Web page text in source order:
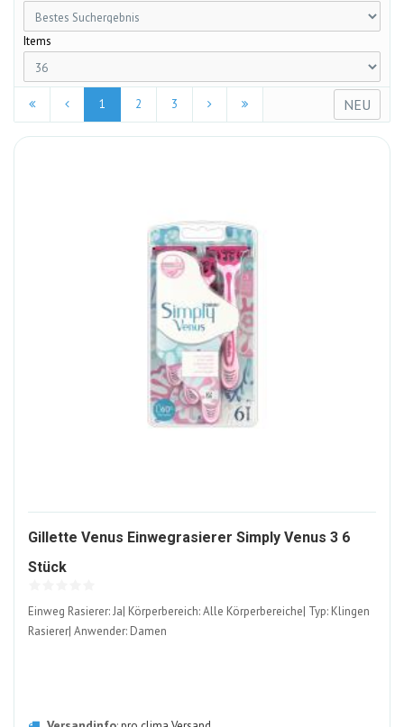
Items
NEU
1 2 3
Gillette Venus Einwegrasierer Simply Venus 3 6
Stück1569135-
Einweg Rasierer: Ja| Körperbereich: Alle Körperbereiche| Typ: Klingen
Rasierer| Anwender: Damen